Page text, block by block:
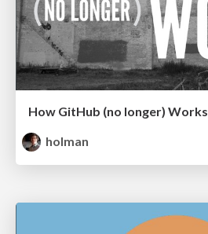
How GitHub (no longer) Works
holman